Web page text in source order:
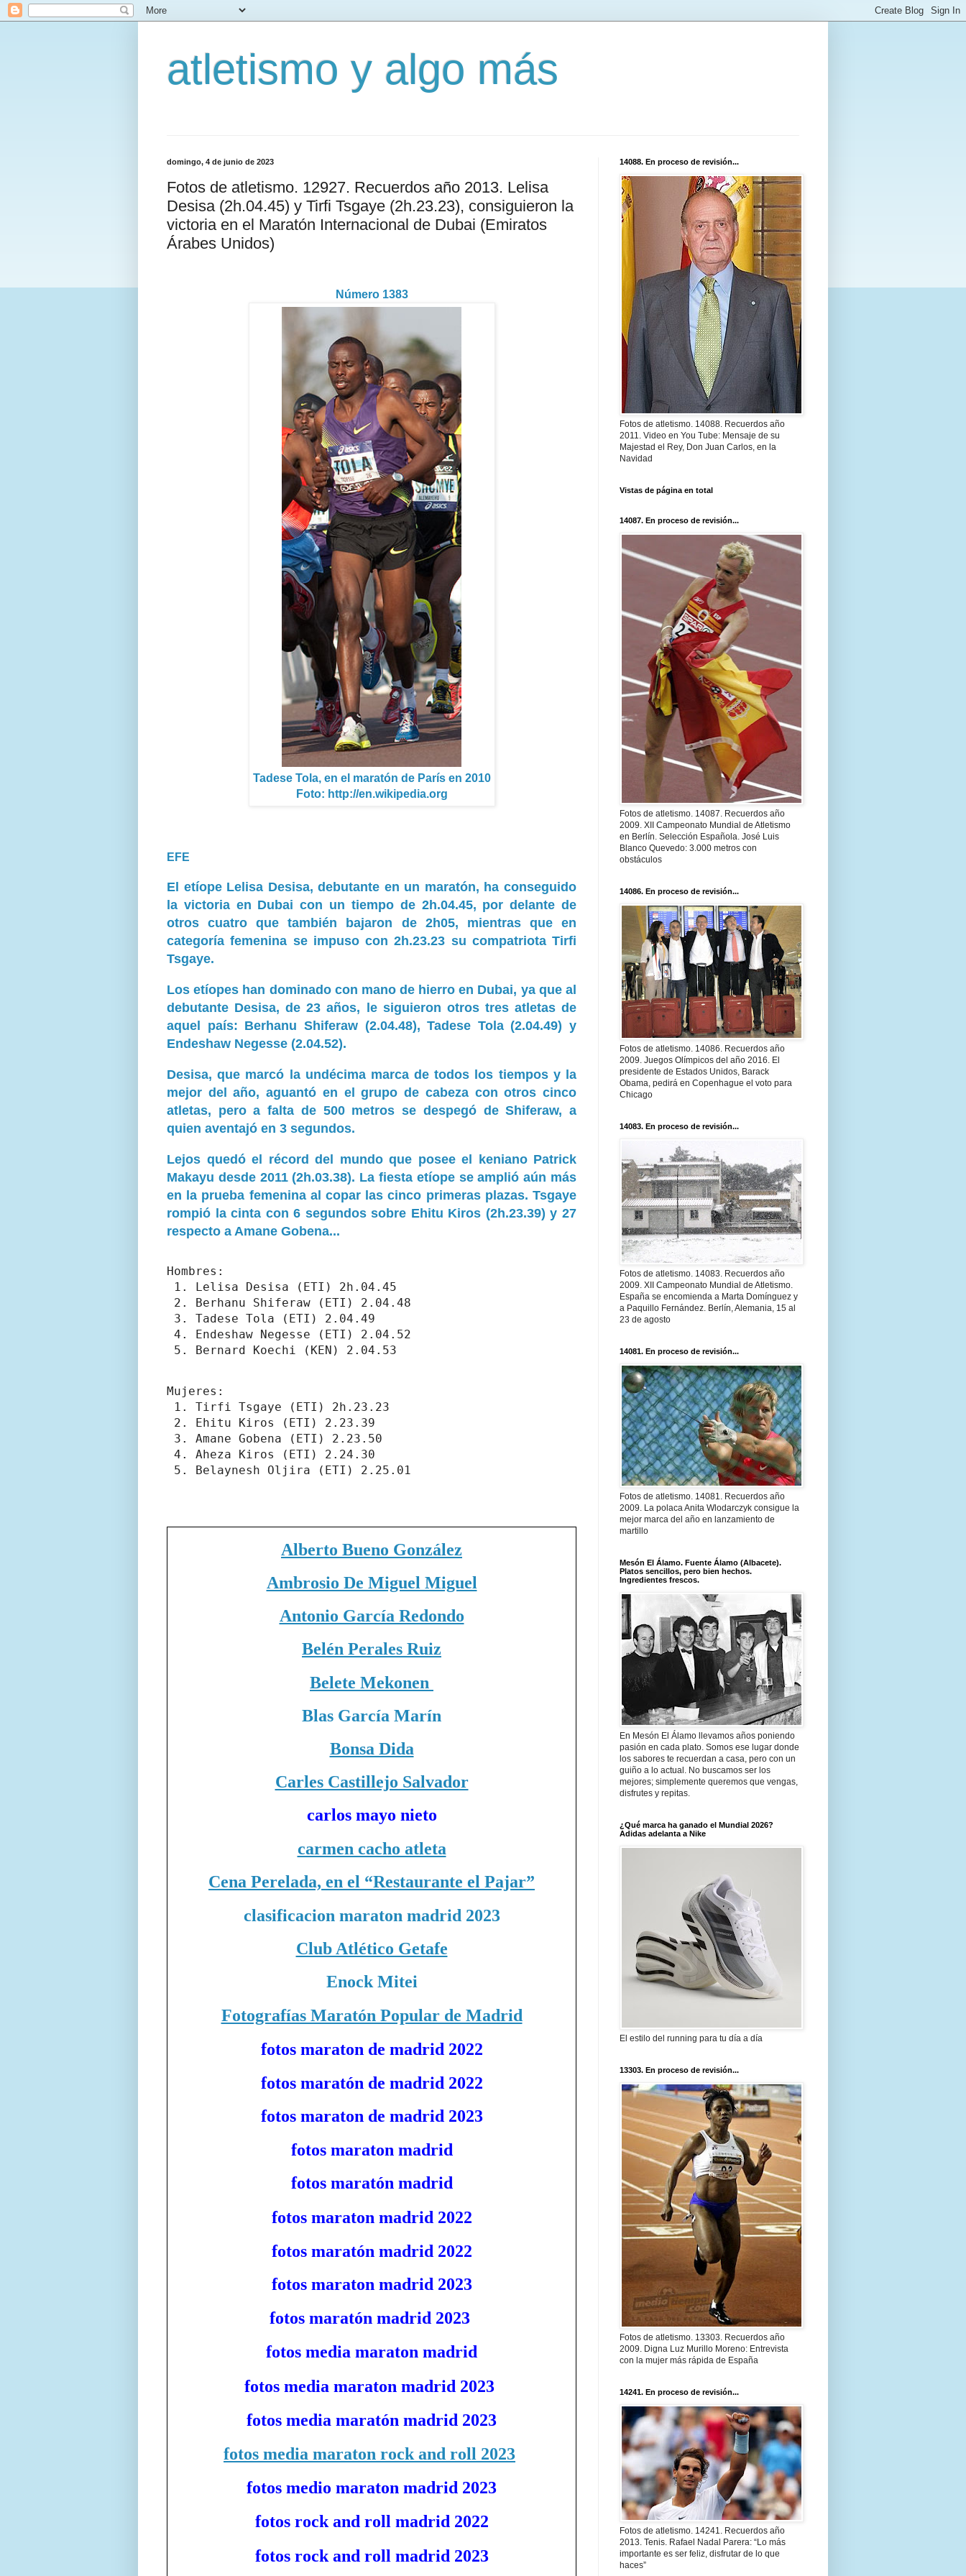
atletismo y algo más
domingo, 4 de junio de 2023
Fotos de atletismo. 12927. Recuerdos año 2013. Lelisa
Desisa (2h.04.45) y Tirfi Tsgaye (2h.23.23), consiguieron la
victoria en el Maratón Internacional de Dubai (Emiratos
Árabes Unidos)
Número 1383
Tadese Tola, en el maratón de París en 2010
Foto: http://en.wikipedia.org
EFE
El etíope Lelisa Desisa, debutante en un maratón, ha conseguido
la victoria en Dubai con un tiempo de 2h.04.45, por delante de
otros cuatro que también bajaron de 2h05, mientras que en
categoría femenina se impuso con 2h.23.23 su compatriota Tirfi
Tsgaye.
Los etíopes han dominado con mano de hierro en Dubai, ya que al
debutante Desisa, de 23 años, le siguieron otros tres atletas de
aquel país: Berhanu Shiferaw (2.04.48), Tadese Tola (2.04.49) y
Endeshaw Negesse (2.04.52).
Desisa, que marcó la undécima marca de todos los tiempos y la
mejor del año, aguantó en el grupo de cabeza con otros cinco
atletas, pero a falta de 500 metros se despegó de Shiferaw, a
quien aventajó en 3 segundos.
Lejos quedó el récord del mundo que posee el keniano Patrick
Makayu desde 2011 (2h.03.38). La fiesta etíope se amplió aún más
en la prueba femenina al copar las cinco primeras plazas. Tsgaye
rompió la cinta con 6 segundos sobre Ehitu Kiros (2h.23.39) y 27
respecto a Amane Gobena...
Hombres:
1. Lelisa Desisa (ETI) 2h.04.45
2. Berhanu Shiferaw (ETI) 2.04.48
3. Tadese Tola (ETI) 2.04.49
4. Endeshaw Negesse (ETI) 2.04.52
Mujeres:
1. Tirfi Tsgaye (ETI) 2h.23.23
2. Ehitu Kiros (ETI) 2.23.39
3. Amane Gobena (ETI) 2.23.50
4. Aheza Kiros (ETI) 2.24.30
5. Belaynesh Oljira (ETI) 2.25.01
Alberto Bueno González
Ambrosio De Miguel Miguel
Antonio García Redondo
Belén Perales Ruiz
Belete Mekonen
Blas García Marín
Bonsa Dida
Carles Castillejo Salvador
carlos mayo nieto
carmen cacho atleta
Cena Perelada, en el “Restaurante el Pajar”
clasificacion maraton madrid 2023
Club Atlético Getafe
Enock Mitei
Fotografías Maratón Popular de Madrid
fotos maraton de madrid 2022
fotos maratón de madrid 2022
fotos maraton de madrid 2023
fotos maraton madrid
fotos maratón madrid
fotos maraton madrid 2022
fotos maratón madrid 2022
fotos maraton madrid 2023
fotos maratón madrid 2023
fotos media maraton madrid
fotos media maraton madrid 2023
fotos media maratón madrid 2023
fotos media maraton rock and roll 2023
fotos medio maraton madrid 2023
fotos rock and roll madrid 2022
fotos rock and roll madrid 2023
14088. En proceso de revisión...
Fotos de atletismo. 14088. Recuerdos año
2011. Video en You Tube: Mensaje de su
Majestad el Rey, Don Juan Carlos, en la
Navidad
Vistas de página en total
14087. En proceso de revisión...
Fotos de atletismo. 14087. Recuerdos año
2009. XII Campeonato Mundial de Atletismo
en Berlín. Selección Española. José Luis
Blanco Quevedo: 3.000 metros con
obstáculos
14086. En proceso de revisión...
Fotos de atletismo. 14086. Recuerdos año
2009. Juegos Olímpicos del año 2016. El
presidente de Estados Unidos, Barack
Obama, pedirá en Copenhague el voto para
Chicago
14083. En proceso de revisión...
Fotos de atletismo. 14083. Recuerdos año
2009. XII Campeonato Mundial de Atletismo.
España se encomienda a Marta Domínguez y
a Paquillo Fernández. Berlín, Alemania, 15 al
23 de agosto
14081. En proceso de revisión...
Fotos de atletismo. 14081. Recuerdos año
2009. La polaca Anita Wlodarczyk consigue la
mejor marca del año en lanzamiento de
martillo
Mesón El Álamo. Fuente Álamo (Albacete).
Platos sencillos, pero bien hechos.
Ingredientes frescos.
En Mesón El Álamo llevamos años poniendo
pasión en cada plato. Somos ese lugar donde
los sabores te recuerdan a casa, pero con un
guiño a lo actual. No buscamos ser los
mejores; simplemente queremos que vengas,
disfrutes y repitas.
¿Qué marca ha ganado el Mundial 2026?
Adidas adelanta a Nike
El estilo del running para tu día a día
13303. En proceso de revisión...
Fotos de atletismo. 13303. Recuerdos año
2009. Digna Luz Murillo Moreno: Entrevista
con la mujer más rápida de España
14241. En proceso de revisión...
Fotos de atletismo. 14241. Recuerdos año
2013. Tenis. Rafael Nadal Parera: “Lo más
importante es ser feliz, disfrutar de lo que
haces”